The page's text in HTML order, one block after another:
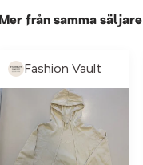
Mer från samma säljare
Fashion Vault